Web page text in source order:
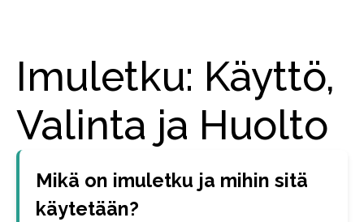
Imuletku: Käyttö,
Valinta ja Huolto
Mikä on imuletku ja mihin sitä
käytetään?